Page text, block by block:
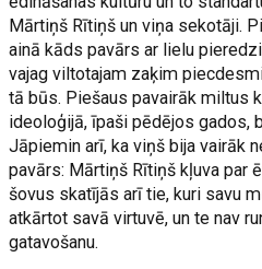
Mārtiņš Rītiņš un viņa sekotāji.
ainā kāds pavārs ar lielu
vajag viltotajam zaķim
tā būs. Piešaus pavairāk miltus
ideoloģijā, īpaši pēdējos gados,
Jāpiemin arī, ka viņš bija vairāk
pavārs: Mārtiņš Rītiņš kļuva par
šovus skatījās arī tie, kuri savu
atkārtot savā virtuvē, un te nav
gatavošanu.